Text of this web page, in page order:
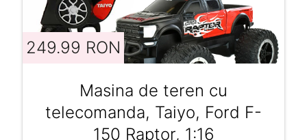
249.99 RON
Masina de teren cu
telecomanda, Taiyo, Ford F-
150 Raptor, 1:16